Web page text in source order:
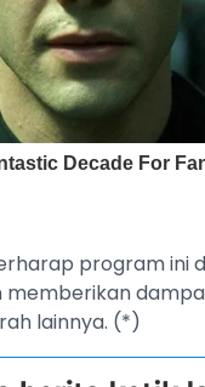
program ini
lainnya. (*)